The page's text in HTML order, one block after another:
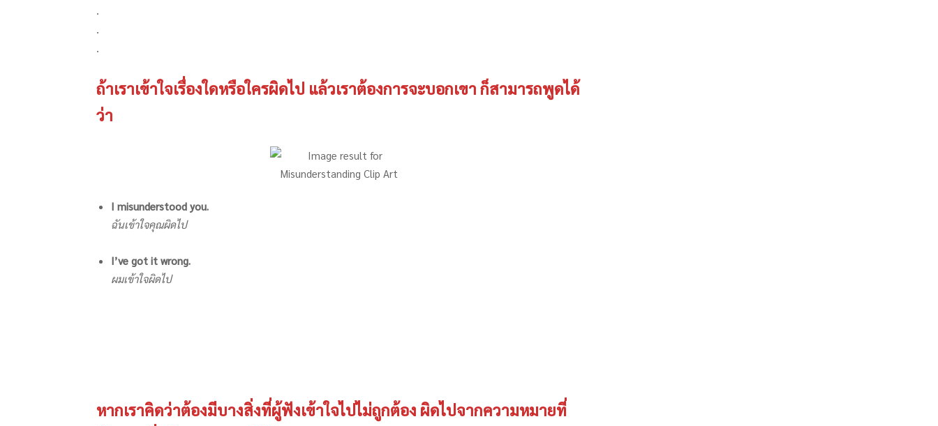
.
.
.
ถ้าเราเข้าใจเรื่องใดหรือใครผิดไป แล้วเราต้องการจะบอกเขา ก็สามารถพูดได้
ว่า
I misunderstood you.
ฉันเข้าใจคุณผิดไป
I’ve got it wrong.
ผมเข้าใจผิดไป
หากเราคิดว่าต้องมีบางสิ่งที่ผู้ฟังเข้าใจไปไม่ถูกต้อง ผิดไปจากความหมายที่